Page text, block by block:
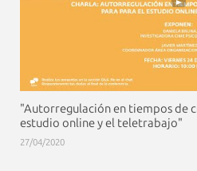
"Autorregulación en tiempos de
estudio online y el teletrabajo"
27/04/2020